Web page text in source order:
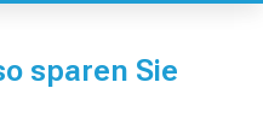
sparen Sie